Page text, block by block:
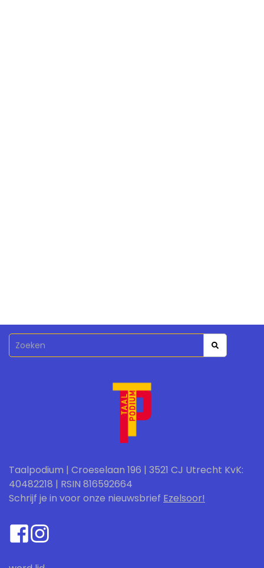
Taalpodium | Croeselaan 196 | 3521 CJ Utrecht KvK:
40482218 | RSIN 816592664
Schrijf je in voor onze nieuwsbrief Ezelsoor!